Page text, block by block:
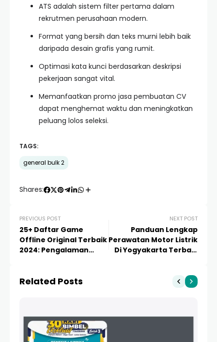
ATS adalah sistem filter pertama dalam
rekrutmen perusahaan modern.
Format yang bersih dan teks murni lebih baik
daripada desain grafis yang rumit.
Optimasi kata kunci berdasarkan deskripsi
pekerjaan sangat vital.
Memanfaatkan promo jasa pembuatan CV
dapat menghemat waktu dan meningkatkan
peluang lolos seleksi.
TAGS:
general bulk 2
Shares:
PREVIOUS POST
25+ Daftar Game
Offline Original Terbaik
2024: Pengalaman
NEXT POST
Panduan Lengkap
Perawatan Motor Listrik
Di Yogyakarta Terbaik
Related Posts